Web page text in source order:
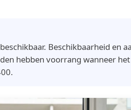
Beschikbaarheid en
hebben voorrang wanneer